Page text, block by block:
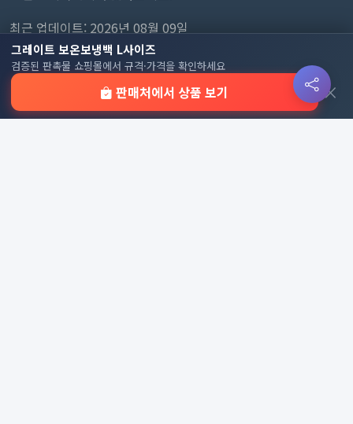
그레이트 보온보냉백 L사이즈
검증된 판촉물 쇼핑몰에서 규격·가격을 확인하세요
판매처에서 상품 보기 ×
최근 업데이트: 2026년 08월 09일
사이트 링크 정책 및 약관